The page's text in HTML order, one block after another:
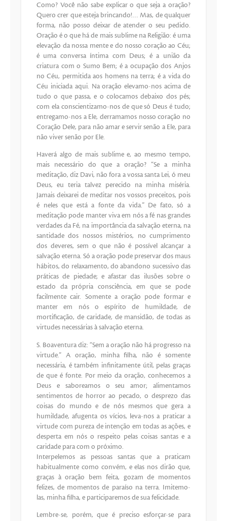
Como? Você não sabe explicar o que seja a oração?
Quero crer que esteja brincando!… Mas, de qualquer
forma, não posso deixar de atender o seu pedido.
Oração é o que há de mais sublime na Religião: é uma
elevação da nossa mente e do nosso coração ao Céu;
é uma conversa íntima com Deus; é a união da
criatura com o Sumo Bem; é a ocupação dos Anjos
no Céu, permitida aos homens na terra; é a vida do
Céu iniciada aqui. Na oração elevamo-nos acima de
tudo o que passa, e o colocamos debaixo dos pés;
com ela conscientizamo-nos de que só Deus é tudo;
entregamo-nos a Ele, derramamos nosso coração no
Coração Dele, para não amar e servir senão a Ele, para
não viver senão por Ele.
Haverá algo de mais sublime e, ao mesmo tempo,
mais necessário do que a oração? “Se a minha
meditação, diz Davi, não fora a vossa santa Lei, ó meu
Deus, eu teria talvez perecido na minha miséria.
Jamais deixarei de meditar nos vossos preceitos, pois
é neles que está a fonte da vida.” De fato, só a
meditação pode manter viva em nós a fé nas grandes
verdades da Fé, na importância da salvação eterna, na
santidade dos nossos mistérios, no cumprimento
dos deveres, sem o que não é possível alcançar a
salvação eterna. Só a oração pode preservar dos maus
hábitos, do relaxamento, do abandono sucessivo das
práticas de piedade; e afastar das ilusões sobre o
estado da própria consciência, em que se pode
facilmente cair. Somente a oração pode formar e
manter em nós o espírito de humildade, de
mortificação, de caridade, de mansidão, de todas as
virtudes necessárias à salvação eterna.
S. Boaventura diz: “Sem a oração não há progresso na
virtude.” A oração, minha filha, não é somente
necessária, é também infinitamente útil, pelas graças
de que é fonte. Por meio da oração, conhecemos a
Deus e saboreamos o seu amor; alimentamos
sentimentos de horror ao pecado, o desprezo das
coisas do mundo e de nós mesmos que gera a
humildade, afugenta os vícios, leva-nos a praticar a
virtude com pureza de intenção em todas as ações, e
desperta em nós o respeito pelas coisas santas e a
caridade para com o próximo.
Interpelemos as pessoas santas que a praticam
habitualmente como convém, e elas nos dirão que,
graças à oração bem feita, gozam de momentos
felizes, de momentos de paraíso na terra. Imitemo-
las, minha filha, e participaremos de sua felicidade.
Lembre-se, porém, que é preciso esforçar-se para